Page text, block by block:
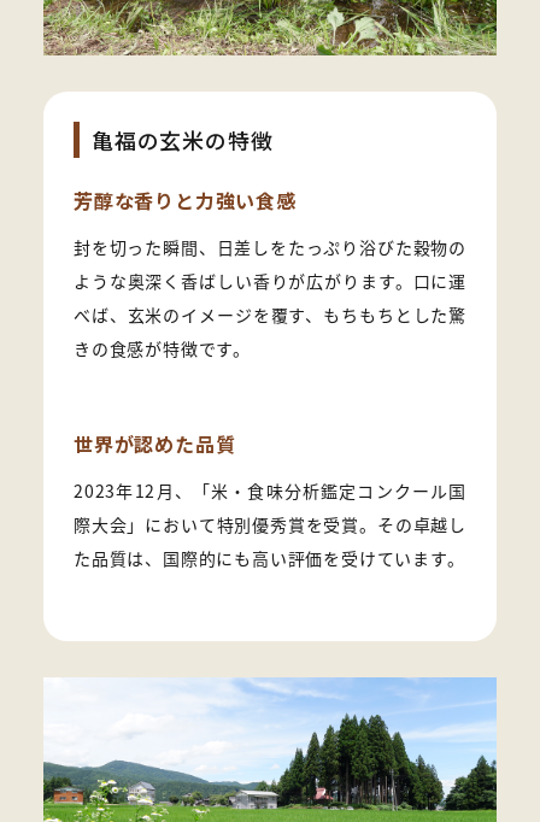
亀福の玄米の特徴
芳醇な香りと力強い食感
封を切った瞬間、日差しをたっぷり浴びた穀物の
ような奥深く香ばしい香りが広がります。口に運
べば、玄米のイメージを覆す、もちもちとした驚
きの食感が特徴です。
世界が認めた品質
2023年12月、「米・食味分析鑑定コンクール国
際大会」において特別優秀賞を受賞。その卓越し
た品質は、国際的にも高い評価を受けています。